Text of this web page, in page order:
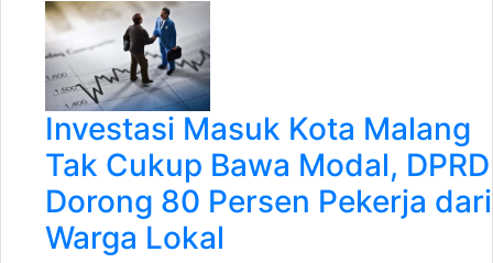
Investasi Masuk Kota Malang
Tak Cukup Bawa Modal, DPRD
Dorong 80 Persen Pekerja dari
Warga Lokal